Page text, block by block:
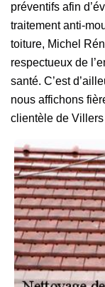
préventifs afin
traitement anti-
toiture, Michel
respectueux de
santé. C’est
nous affichons
clientèle de